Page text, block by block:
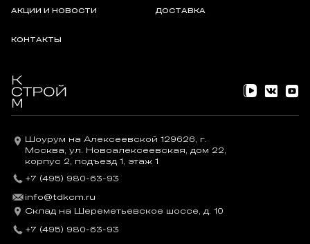
АКЦИИ И НОВОСТИ ДОСТАВКА
КОНТАКТЫ
Шоурум на Алексеевской 129626, г.
Москва, ул. Новоалексеевская, дом 22,
корпус 2, подъезд 1, этаж 1
+7 (495) 980-63-93
info@tdkcm.ru
Склад на Шереметьевское шоссе, д. 10
+7 (495) 980-63-93